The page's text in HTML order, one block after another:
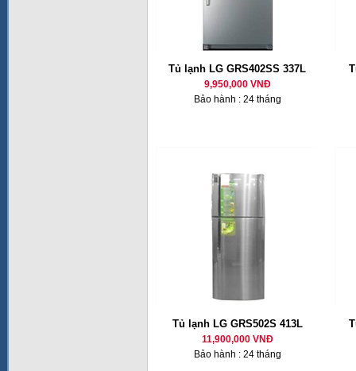
Tủ lạnh LG GRS402SS 337L
9,950,000 VNĐ
Bảo hành : 24 tháng
Tủ lạnh LG GRS502S 413L
11,900,000 VNĐ
Bảo hành : 24 tháng